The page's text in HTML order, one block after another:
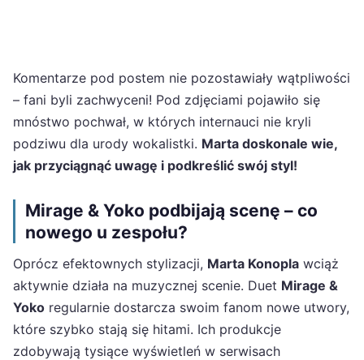
Komentarze pod postem nie pozostawiały wątpliwości
– fani byli zachwyceni! Pod zdjęciami pojawiło się
mnóstwo pochwał, w których internauci nie kryli
podziwu dla urody wokalistki. Marta doskonale wie,
jak przyciągnąć uwagę i podkreślić swój styl!
Mirage & Yoko podbijają scenę – co
nowego u zespołu?
Oprócz efektownych stylizacji, Marta Konopla wciąż
aktywnie działa na muzycznej scenie. Duet Mirage &
Yoko regularnie dostarcza swoim fanom nowe utwory,
które szybko stają się hitami. Ich produkcje
zdobywają tysiące wyświetleń w serwisach